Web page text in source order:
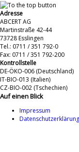
Adresse
ABCERT AG
Martinstraße 42-44
73728 Esslingen
Tel.: 0711 / 351 792-0
Fax: 0711 / 351 792-200
Kontrollstelle
DE-ÖKO-006 (Deutschland)
IT-BIO-013 (Italien)
CZ-BIO-002 (Tschechien)
Auf einen Blick
Impressum
Datenschutzerklärung